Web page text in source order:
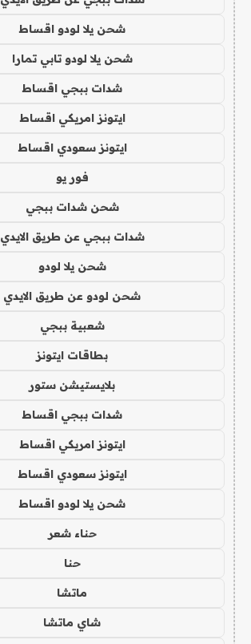
شحن يلا لودو اقساط
شحن يلا لودو تابي تمارا
شدات ببجي اقساط
ايتونز امريكي اقساط
ايتونز سعودي اقساط
فور يو
شحن شدات ببجي
شدات ببجي عن طريق الايدي
شحن يلا لودو
شحن لودو عن طريق الايدي
شعبية ببجي
بطاقات ايتونز
بلايستيشن ستور
شدات ببجي اقساط
ايتونز امريكي اقساط
ايتونز سعودي اقساط
شحن يلا لودو اقساط
حناء شعر
حنا
ماتشا
شاي ماتشا